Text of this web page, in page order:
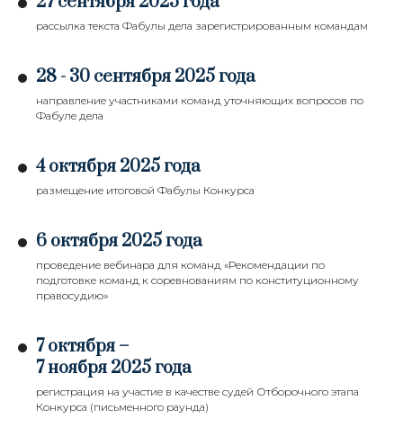
рассылка текста Фабулы дела зарегистрированным командам
28 - 30 сентября 2025 года
направление участниками команд уточняющих вопросов по
Фабуле дела
4 октября 2025 года
размещение итоговой Фабулы Конкурса
6 октября 2025 года
проведение вебинара для команд «Рекомендации по
подготовке команд к соревнованиям по конституционному
правосудию»
7 октября –
7 ноября 2025 года
регистрация на участие в качестве судей Отборочного этапа
Конкурса (письменного раунда)